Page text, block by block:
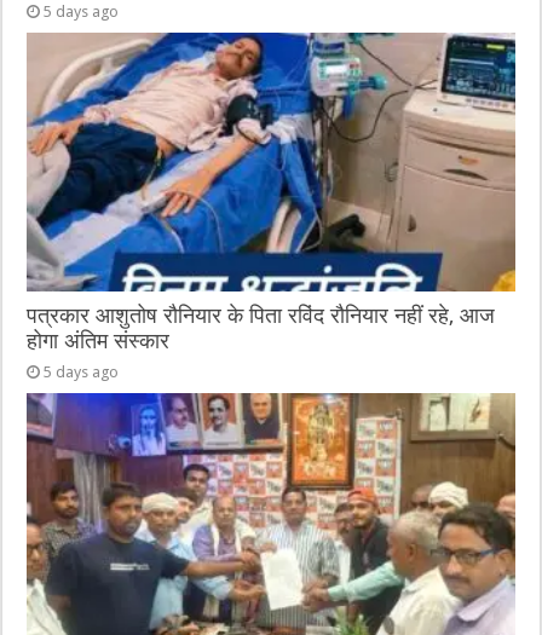
5 days ago
पत्रकार आशुतोष रौनियार के पिता रविंद रौनियार नहीं रहे, आज
होगा अंतिम संस्कार
5 days ago